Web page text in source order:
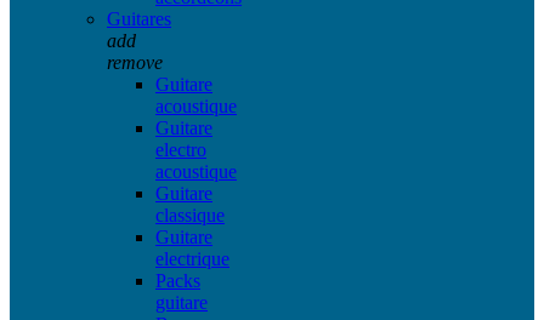
Guitares
add
remove
Guitare
acoustique
Guitare
electro
acoustique
Guitare
classique
Guitare
electrique
Packs
guitare